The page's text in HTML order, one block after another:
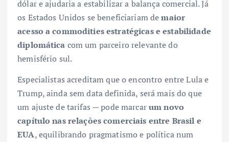
dólar e ajudaria a estabilizar a balança comercial. Já
os Estados Unidos se beneficiariam demaior
acesso a commodities estratégicas e estabilidade
diplomática com um parceiro relevante do
hemisfério sul.
Especialistas acreditam que o encontro entre Lula e
Trump, ainda sem data definida, será mais do que
um ajuste de tarifas — pode marcarum novo
capítulo nas relações comerciais entre Brasil e
EUA, equilibrando pragmatismo e política num